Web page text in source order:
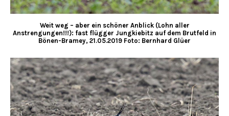
Weit weg – aber ein schöner Anblick (Lohn aller
Anstrengungen!!!): fast flügger Jungkiebitz auf dem Brutfeld in
Bönen-Bramey, 21.05.2019 Foto: Bernhard Glüer